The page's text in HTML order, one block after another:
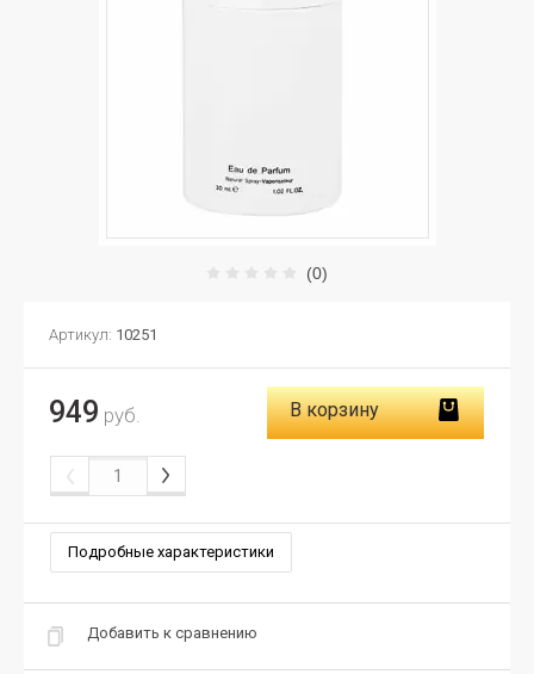
(0)
Артикул: 10251
949 руб. В корзину
Подробные характеристики
Добавить к сравнению